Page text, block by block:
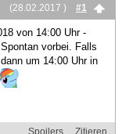
(28.02.2017 ) #1
von 14:00 Uhr -
vorbei. Falls
um 14:00 Uhr in
Spoilers
Zitieren